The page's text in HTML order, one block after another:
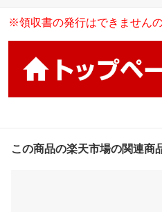
※領収書の発行はできません
この商品の楽天市場の関連商